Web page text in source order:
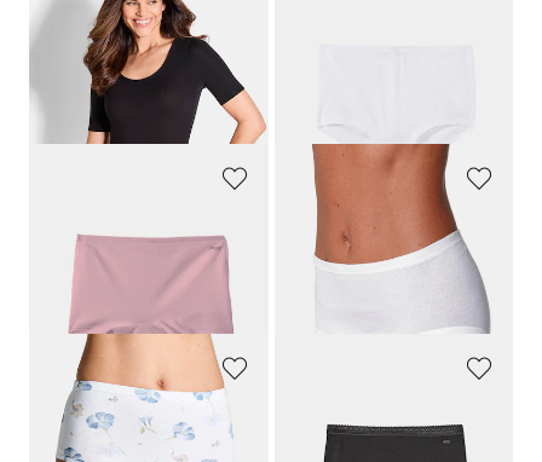
Kurzarm-Body im 2er-Pack
30-Tage-Bestpreis**: 15,95 €
Shorts im 3er-Pack
15,56 €
25,95 €
30-Tage-Bestpreis**: 18,17 € (-14%)
Taillenslip im 3er-Pack
20,27 €28,95 €
(-12%)
GOLDNER
17,46 € 24,95 €
Taillenslip im 2er-Pack
20,97 €